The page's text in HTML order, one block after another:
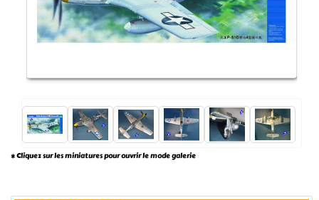
* Cliquez sur les miniatures pour ouvrir le mode galerie